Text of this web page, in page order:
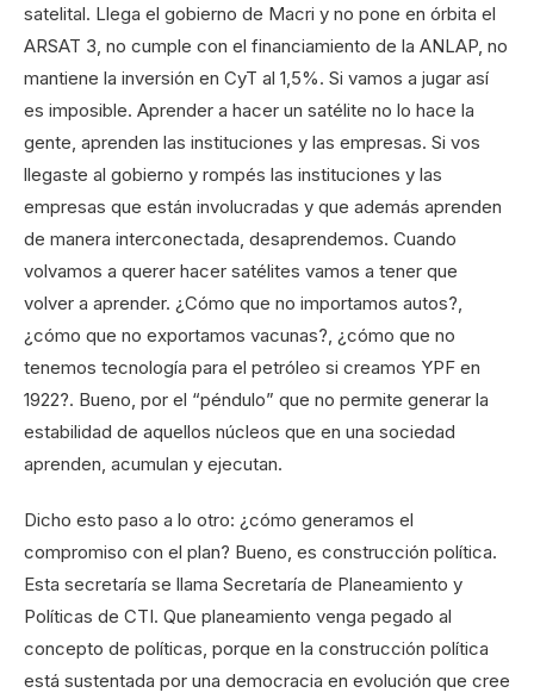
satelital. Llega el gobierno de Macri y no pone en órbita el
ARSAT 3, no cumple con el financiamiento de la ANLAP, no
mantiene la inversión en CyT al 1,5%. Si vamos a jugar así
es imposible. Aprender a hacer un satélite no lo hace la
gente, aprenden las instituciones y las empresas. Si vos
llegaste al gobierno y rompés las instituciones y las
empresas que están involucradas y que además aprenden
de manera interconectada, desaprendemos. Cuando
volvamos a querer hacer satélites vamos a tener que
volver a aprender. ¿Cómo que no importamos autos?,
¿cómo que no exportamos vacunas?, ¿cómo que no
tenemos tecnología para el petróleo si creamos YPF en
1922?. Bueno, por el “péndulo” que no permite generar la
estabilidad de aquellos núcleos que en una sociedad
aprenden, acumulan y ejecutan.
Dicho esto paso a lo otro: ¿cómo generamos el
compromiso con el plan? Bueno, es construcción política.
Esta secretaría se llama Secretaría de Planeamiento y
Políticas de CTI. Que planeamiento venga pegado al
concepto de políticas, porque en la construcción política
está sustentada por una democracia en evolución que cree